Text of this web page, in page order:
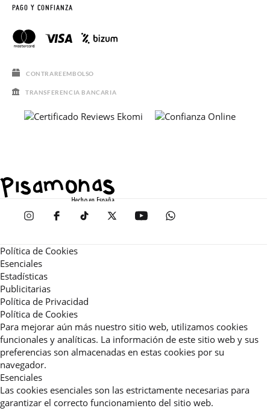
PAGO Y CONFIANZA
CONTRAREEMBOLSO
TRANSFERENCIA BANCARIA
Política de Cookies
Esenciales
Estadísticas
Publicitarias
Política de Privacidad
Política de Cookies
Para mejorar aún más nuestro sitio web, utilizamos cookies
funcionales y analíticas. La información de este sitio web y sus
preferencias son almacenadas en estas cookies por su
navegador.
Esenciales
Las cookies esenciales son las estrictamente necesarias para
garantizar el correcto funcionamiento del sitio web.